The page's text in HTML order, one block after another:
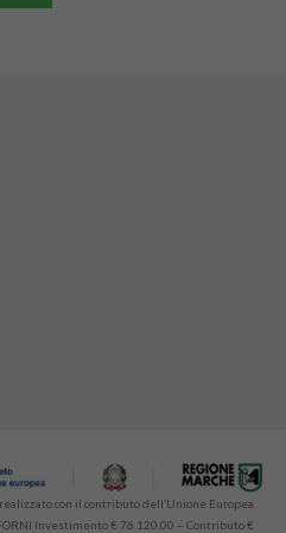
con il contributo dell’Unione Europea.
Investimento € 76.120,00 – Contributo €